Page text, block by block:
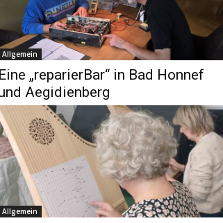
Allgemein
Eine „reparierBar“ in Bad Honnef
Aegidienberg
Allgemein